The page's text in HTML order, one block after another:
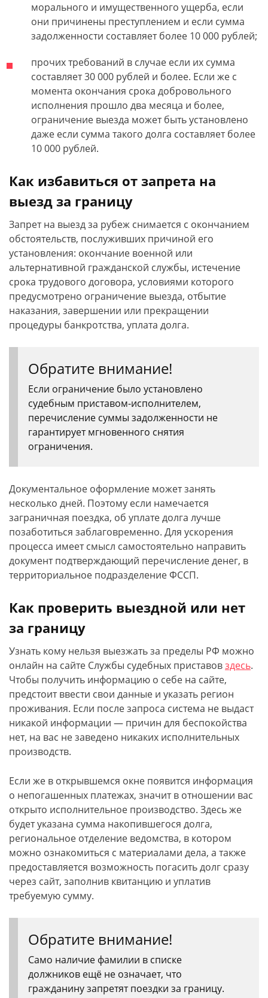
морального и имущественного ущерба, если
они причинены преступлением и если сумма
задолженности составляет более 10 000 рублей;
прочих требований в случае если их сумма
составляет 30 000 рублей и более. Если же с
момента окончания срока добровольного
исполнения прошло два месяца и более,
ограничение выезда может быть установлено
даже если сумма такого долга составляет более
10 000 рублей.
Как избавиться от запрета на
выезд за границу
Запрет на выезд за рубеж снимается с окончанием
обстоятельств, послуживших причиной его
установления: окончание военной или
альтернативной гражданской службы, истечение
срока трудового договора, условиями которого
предусмотрено ограничение выезда, отбытие
наказания, завершении или прекращении
процедуры банкротства, уплата долга.
Обратите внимание!
Если ограничение было установлено
судебным приставом-исполнителем,
перечисление суммы задолженности не
гарантирует мгновенного снятия
ограничения.
Документальное оформление может занять
несколько дней. Поэтому если намечается
заграничная поездка, об уплате долга лучше
позаботиться заблаговременно. Для ускорения
процесса имеет смысл самостоятельно направить
документ подтверждающий перечисление денег, в
территориальное подразделение ФССП.
Как проверить выездной или нет
за границу
Узнать кому нельзя выезжать за пределы РФ можно
онлайн на сайте Службы судебных приставовздесь.
Чтобы получить информацию о себе на сайте,
предстоит ввести свои данные и указать регион
проживания. Если после запроса система не выдаст
никакой информации — причин для беспокойства
нет, на вас не заведено никаких исполнительных
производств.
Если же в открывшемся окне появится информация
о непогашенных платежах, значит в отношении вас
открыто исполнительное производство. Здесь же
будет указана сумма накопившегося долга,
региональное отделение ведомства, в котором
можно ознакомиться с материалами дела, а также
предоставляется возможность погасить долг сразу
через сайт, заполнив квитанцию и уплатив
требуемую сумму.
Обратите внимание!
Само наличие фамилии в списке
должников ещё не означает, что
гражданину запретят поездки за границу.